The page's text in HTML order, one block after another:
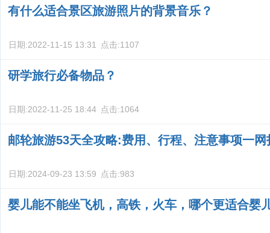
有什么适合景区旅游照片的背景音乐？
日期:2022-11-15 13:31 点击:1107
研学旅行必备物品？
日期:2022-11-25 18:44 点击:1064
邮轮旅游53天全攻略:费用、行程、注意事项一网
日期:2024-09-23 13:59 点击:983
婴儿能不能坐飞机，高铁，火车，哪个更适合婴